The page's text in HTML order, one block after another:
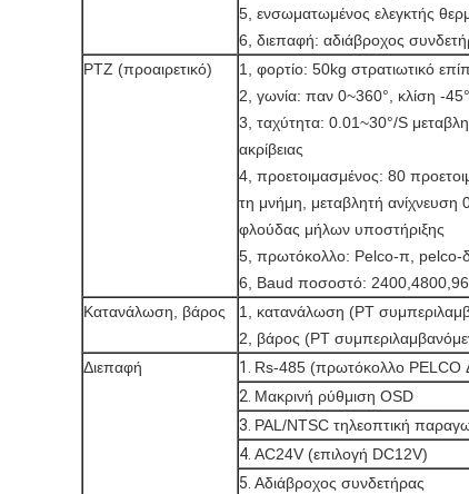
5, ενσωματωμένος ελεγκτής
6, διεπαφή: αδιάβροχος
PTZ (προαιρετικό)
1, φορτίο: 50kg στρατιωτικό
2, γωνία: παν 0~360°, κλίση -
3, ταχύτητα: 0.01~30°/S
ακρίβειας
4, προετοιμασμένος: 80
τη μνήμη, μεταβλητή ανίχνευση
φλούδας μήλων υποστήριξης
5, πρωτόκολλο: Pelco-π, pelco-
6, Baud ποσοστό:
Κατανάλωση, βάρος
1, κατανάλωση (PT
2, βάρος (PT
Διεπαφή
1. Rs-485 (πρωτόκολλο PELCO
2. Μακρινή ρύθμιση OSD
3. PAL/NTSC τηλεοπτική
4. AC24V (επιλογή DC12V)
5. Αδιάβροχος συνδετήρας